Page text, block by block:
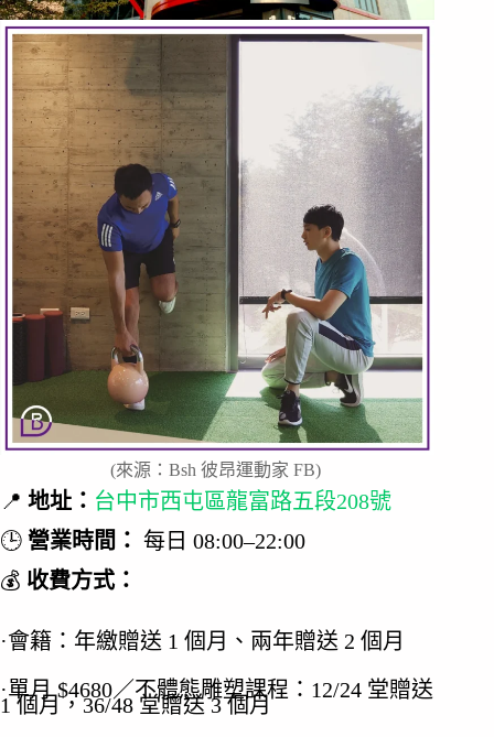
(來源：Bsh 彼昂運動家 FB)
📍 地址： 台中市西屯區龍富路五段208號
🕒 營業時間： 每日 08:00–22:00
💰 收費方式：
·會籍：年繳贈送 1 個月、兩年贈送 2 個月
·單月 $4680／不體態雕塑課程：12/24 堂贈送
1 個月，36/48 堂贈送 3 個月